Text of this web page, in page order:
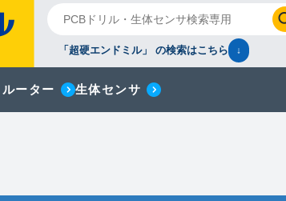
「超硬エンドミル」 の検索はこちら ↓
ーター 生体センサ